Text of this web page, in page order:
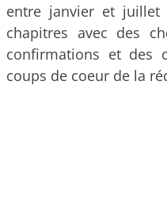
entre janvier et juillet
chapitres avec des
confirmations et des
coups de coeur de la